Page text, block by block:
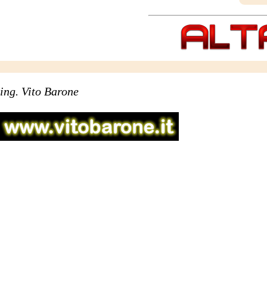
ing. Vito Barone